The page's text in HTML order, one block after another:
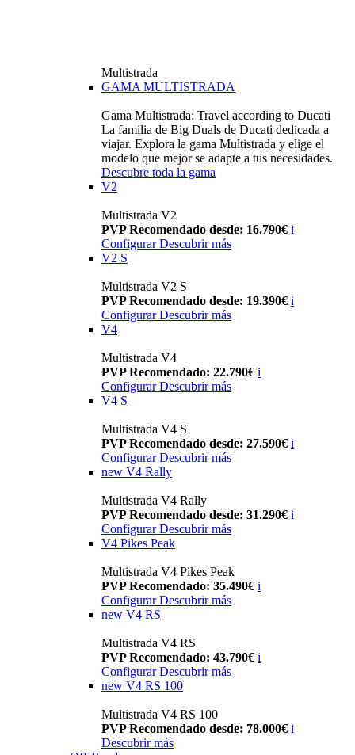
Multistrada
GAMA MULTISTRADA
Gama Multistrada: Travel according to Ducati
La familia de Big Duals de Ducati dedicada a
viajar. Explora la gama Multistrada y elige el
modelo que mejor se adapte a tus necesidades.
Descubre toda la gama
V2
Multistrada V2
PVP Recomendado desde: 16.790€ i
Configurar Descubrir más
V2 S
Multistrada V2 S
PVP Recomendado desde: 19.390€ i
Configurar Descubrir más
V4
Multistrada V4
PVP Recomendado: 22.790€ i
Configurar Descubrir más
V4 S
Multistrada V4 S
PVP Recomendado desde: 27.590€ i
Configurar Descubrir más
new V4 Rally
Multistrada V4 Rally
PVP Recomendado desde: 31.290€ i
Configurar Descubrir más
V4 Pikes Peak
Multistrada V4 Pikes Peak
PVP Recomendado: 35.490€ i
Configurar Descubrir más
new V4 RS
Multistrada V4 RS
PVP Recomendado: 43.790€ i
ConfigurarDescubrir más
new V4 RS 100
Multistrada V4 RS 100
PVP Recomendado desde: 78.000€ i
Descubrir más